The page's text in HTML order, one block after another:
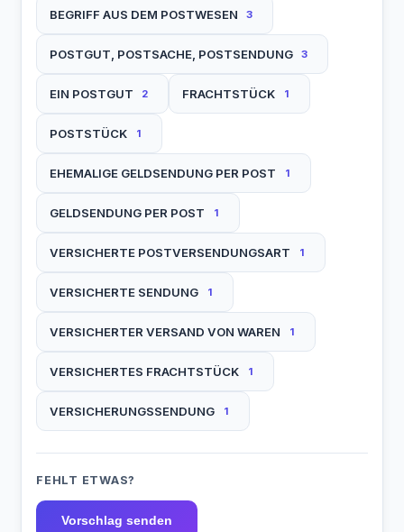
BEGRIFF AUS DEM POSTWESEN 3
POSTGUT, POSTSACHE, POSTSENDUNG 3
EIN POSTGUT 2 FRACHTSTÜCK 1
POSTSTÜCK 1
EHEMALIGE GELDSENDUNG PER POST 1
GELDSENDUNG PER POST 1
VERSICHERTE POSTVERSENDUNGSART 1
VERSICHERTE SENDUNG 1
VERSICHERTER VERSAND VON WAREN 1
VERSICHERTES FRACHTSTÜCK 1
VERSICHERUNGSSENDUNG 1
FEHLT ETWAS?
Vorschlag senden